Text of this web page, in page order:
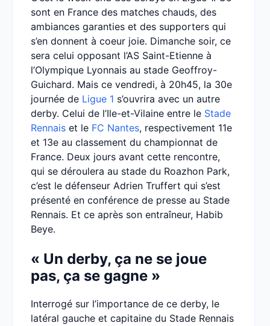
sont en France des matches chauds, des
ambiances garanties et des supporters qui
s’en donnent à coeur joie. Dimanche soir, ce
sera celui opposant l’AS Saint-Etienne à
l’Olympique Lyonnais au stade Geoffroy-
Guichard. Mais ce vendredi, à 20h45, la 30e
journée de Ligue 1 s’ouvrira avec un autre
derby. Celui de l’Ile-et-Vilaine entre le Stade
Rennais et le FC Nantes, respectivement 11e
et 13e au classement du championnat de
France. Deux jours avant cette rencontre,
qui se déroulera au stade du Roazhon Park,
c’est le défenseur Adrien Truffert qui s’est
présenté en conférence de presse au Stade
Rennais. Et ce après son entraîneur, Habib
Beye.
« Un derby, ça ne se joue
pas, ça se gagne »
Interrogé sur l’importance de ce derby, le
latéral gauche et capitaine du Stade Rennais